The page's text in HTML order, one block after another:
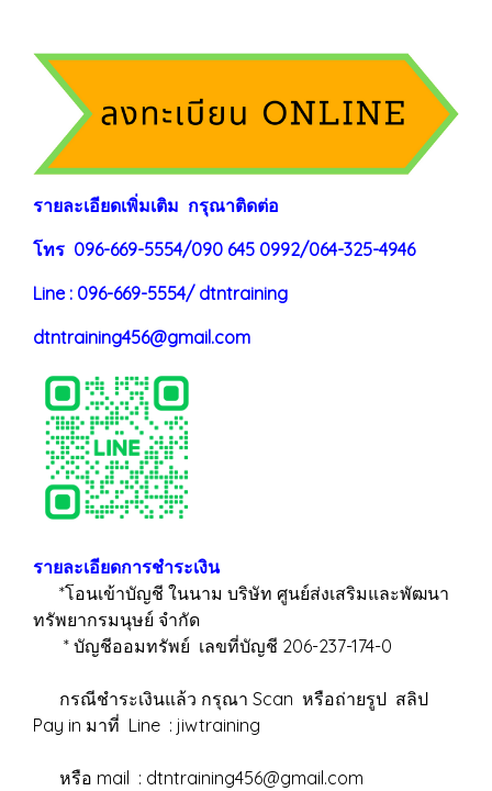
รายละเอียดเพิ่มเติม กรุณาติดต่อ
โทร 096-669-5554/090 645 0992/064-325-4946
Line : 096-669-5554/ dtntraining
dtntraining456@gmail.com
รายละเอียดการชำระเงิน
*โอนเข้าบัญชี ในนาม บริษัท ศูนย์ส่งเสริมและพัฒนา
ทรัพยากรมนุษย์ จำกัด
* บัญชีออมทรัพย์ เลขที่บัญชี 206-237-174-0
กรณีชำระเงินแล้ว กรุณา Scan หรือถ่ายรูป สลิป
Pay in มาที่ Line : jiwtraining
หรือ mail : dtntraining456@gmail.com